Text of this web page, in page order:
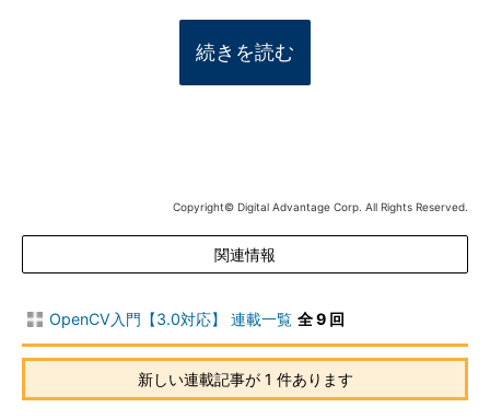
続きを読む
Copyright© Digital Advantage Corp. All Rights Reserved.
関連情報
OpenCV入門【3.0対応】 連載一覧 全 9 回
新しい連載記事が 1 件あります